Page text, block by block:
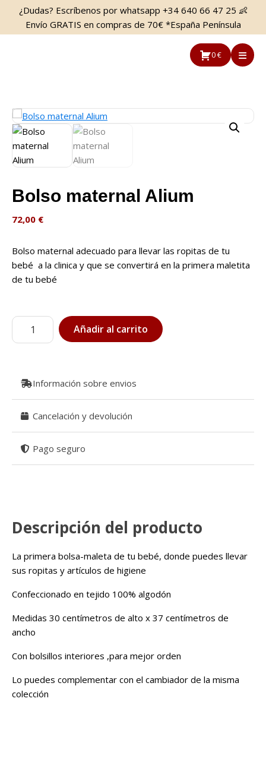
Saltar
contenido
Saltar
la
¿Dudas? Escríbenos por whatsapp +34 640 66 47 25 👶
Envío GRATIS en compras de 70€ *España Península
0 €
Bolso maternal Alium
72,00 €
Bolso maternal adecuado para llevar las ropitas de tu
bebé a la clinica y que se convertirá en la primera maletita
de tu bebé
Bolso
maternal
Añadir al carrito
Información sobre envios
Cancelación y devolución
Pago seguro
Descripción del producto
La primera bolsa-maleta de tu bebé, donde puedes llevar
sus ropitas y artículos de higiene
Confeccionado en tejido 100% algodón
Medidas 30 centímetros de alto x 37 centímetros de
ancho
Con bolsillos interiores ,para mejor orden
Lo puedes complementar con el cambiador de la misma
colección